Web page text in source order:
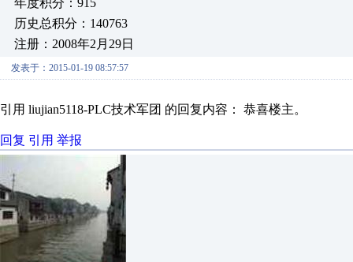
年度积分：915
历史总积分：140763
注册：2008年2月29日
发表于：2015-01-19 08:57:57
引用 liujian5118-PLC技术军团 的回复内容： 恭喜楼主。
回复 引用 举报